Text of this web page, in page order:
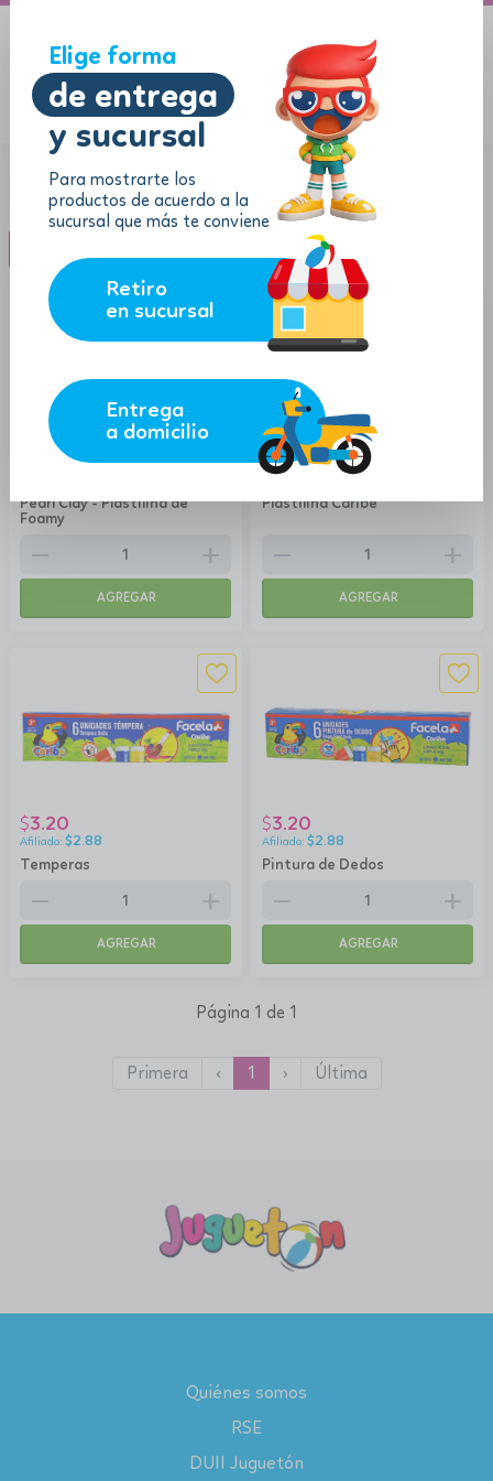
Elige forma
de entrega
y sucursal
Para mostrarte los
productos de acuerdo a la
sucursal que más te conviene
Retiro
en sucursal
Entrega
a domicilio
Marca:Facela
Pearl Clay - Plastilina de
Foamy
4.24
remove add
AGREGAR
Plastilina Caribe
$2.60
remove add
AGREGAR
Temperas
$3.20
$2.88
remove add
AGREGAR
Pintura de Dedos
$3.20
$2.88
remove add
AGREGAR
Página 1 de 1
Primera ‹ 1 › Última
Quiénes somos
RSE
DUII Juguetón